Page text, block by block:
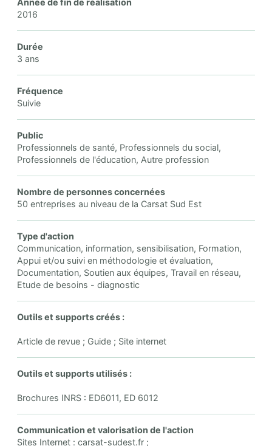
2016
Durée
3 ans
Fréquence
Suivie
Public
Professionnels de santé, Professionnels du social,
Professionnels de l'éducation, Autre profession
Nombre de personnes concernées
50 entreprises au niveau de la Carsat Sud Est
Type d'action
Communication, information, sensibilisation, Formation,
Appui et/ou suivi en méthodologie et évaluation,
Documentation, Soutien aux équipes, Travail en réseau,
Etude de besoins - diagnostic
Outils et supports créés :
Article de revue ; Guide ; Site internet
Outils et supports utilisés :
Brochures INRS : ED6011, ED 6012
Communication et valorisation de l'action
Sites Internet : carsat-sudest.fr ;